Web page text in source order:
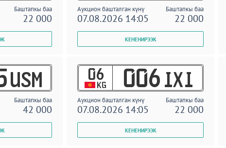
Баштапкы баа
22 000
Аукцион башталган күнү Баштапкы баа
07.08.2026 14:05 22 000
USM
Баштапкы баа
42 000
06
KG 006 IXI
Аукцион башталган күнү Баштапкы баа
07.08.2026 14:05 22 000